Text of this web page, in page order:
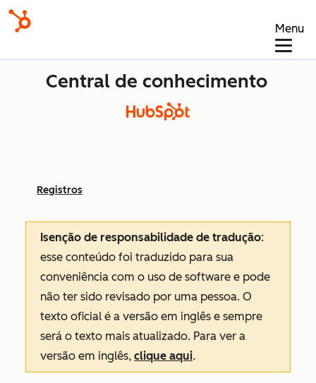
Menu
Central de conhecimento
Registros
Isenção de responsabilidade de tradução:
esse conteúdo foi traduzido para sua
conveniência com o uso de software e pode
não ter sido revisado por uma pessoa. O
texto oficial é a versão em inglês e sempre
será o texto mais atualizado. Para ver a
versão em inglês, clique aqui.